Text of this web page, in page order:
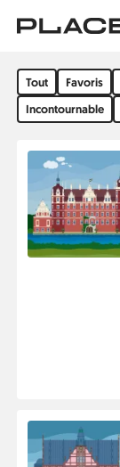
contenu
Filtrer
par
sujet
Tout Favoris
Incontournable
Tous
articles
du
blog